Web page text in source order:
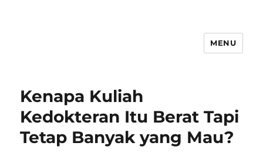
MENU
Kenapa Kuliah
Kedokteran Itu Berat Tapi
Tetap Banyak yang Mau?